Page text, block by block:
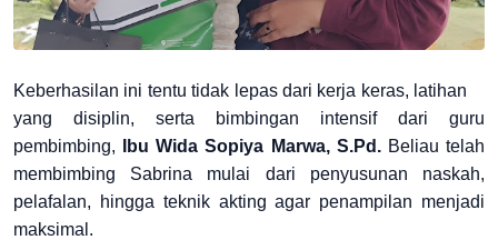
Keberhasilan ini tentu tidak lepas dari kerja keras, latihan
yang disiplin, serta bimbingan intensif dari guru
pembimbing,
Ibu Wida Sopiya Marwa, S.Pd.Beliau telah
membimbing Sabrina mulai dari penyusunan naskah,
pelafalan, hingga teknik akting agar penampilan menjadi
maksimal.